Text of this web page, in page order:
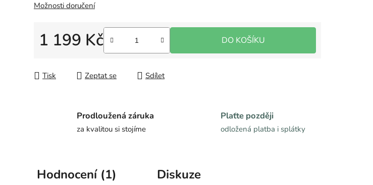
Možnosti doručení
1 199 Kč DO KOŠÍKU
Tisk Zeptat se Sdílet
Prodloužená záruka
za kvalitou si stojíme
Plaťte později
odložená platba i splátky
Hodnocení (1) Diskuze